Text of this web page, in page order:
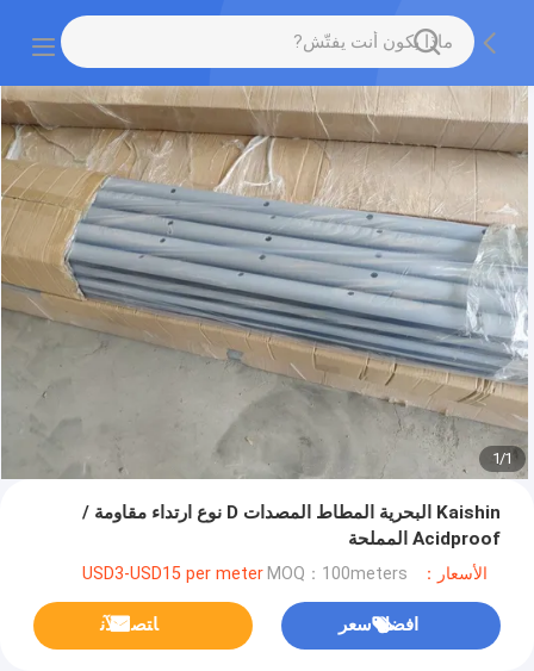
1
/
1
Kaishin البحرية المطاط المصدات D نوع ارتداء مقاومة /
Acidproof المملحة
الأسعار：USD3-USD15 per meter MOQ：100meters
افضل سعر ﺎﺘﺼﻟ ﺍﻶﻧ